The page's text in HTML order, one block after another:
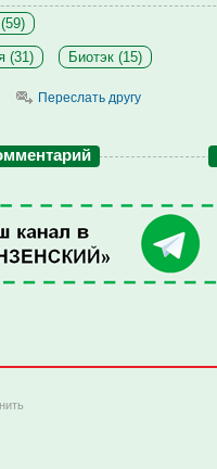
(31) Биотэк (15)
Переслать другу